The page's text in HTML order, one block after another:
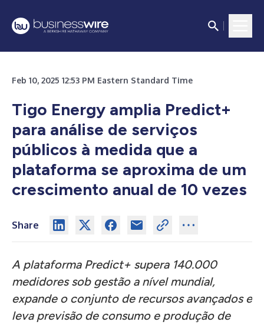
Feb 10, 2025 12:53 PM Eastern Standard Time
Tigo Energy amplia Predict+
para análise de serviços
públicos à medida que a
plataforma se aproxima de um
crescimento anual de 10 vezes
Share
A plataforma Predict+ supera 140.000
medidores sob gestão a nível mundial,
expande o conjunto de recursos avançados e
leva previsão de consumo e produção de